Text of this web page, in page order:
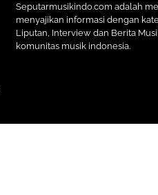
Seputarmusikindo.com adalah
menyajikan informasi dengan
Liputan, Interview dan Berita
komunitas musik indonesia.